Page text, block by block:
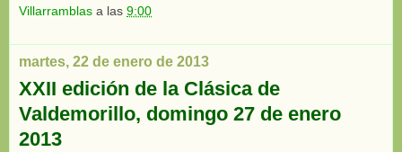
Villarramblas a las 9:00
martes, 22 de enero de 2013
XXII edición de la Clásica de
Valdemorillo, domingo 27 de enero
2013